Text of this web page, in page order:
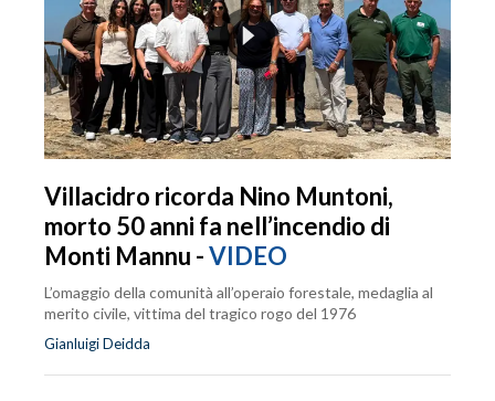
Villacidro ricorda Nino Muntoni,
morto 50 anni fa nell’incendio di
Monti Mannu -VIDEO
L’omaggio della comunità all’operaio forestale, medaglia al
merito civile, vittima del tragico rogo del 1976
Gianluigi Deidda